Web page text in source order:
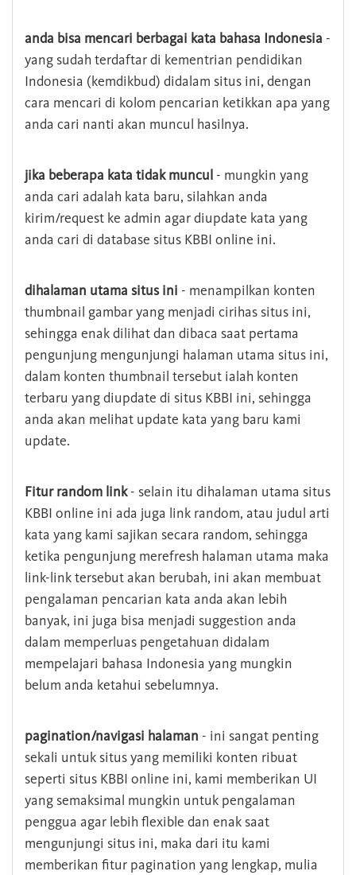
anda bisa mencari berbagai kata bahasa Indonesia -
yang sudah terdaftar di kementrian pendidikan
Indonesia (kemdikbud) didalam situs ini, dengan
cara mencari di kolom pencarian ketikkan apa yang
anda cari nanti akan muncul hasilnya.
jika beberapa kata tidak muncul - mungkin yang
anda cari adalah kata baru, silahkan anda
kirim/request ke admin agar diupdate kata yang
anda cari di database situs KBBI online ini.
dihalaman utama situs ini - menampilkan konten
thumbnail gambar yang menjadi cirihas situs ini,
sehingga enak dilihat dan dibaca saat pertama
pengunjung mengunjungi halaman utama situs ini,
dalam konten thumbnail tersebut ialah konten
terbaru yang diupdate di situs KBBI ini, sehingga
anda akan melihat update kata yang baru kami
update.
Fitur random link- selain itu dihalaman utama situs
KBBI online ini ada juga link random, atau judul arti
kata yang kami sajikan secara random, sehingga
ketika pengunjung merefresh halaman utama maka
link-link tersebut akan berubah, ini akan membuat
pengalaman pencarian kata anda akan lebih
banyak, ini juga bisa menjadi suggestion anda
dalam memperluas pengetahuan didalam
mempelajari bahasa Indonesia yang mungkin
belum anda ketahui sebelumnya.
pagination/navigasi halaman - ini sangat penting
sekali untuk situs yang memiliki konten ribuat
seperti situs KBBI online ini, kami memberikan UI
yang semaksimal mungkin untuk pengalaman
penggua agar lebih flexible dan enak saat
mengunjungi situs ini, maka dari itu kami
memberikan fitur pagination yang lengkap, mulia